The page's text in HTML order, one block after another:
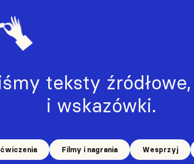
teksty
i wskazówki.
Filmy i nagrania Wesprzyj